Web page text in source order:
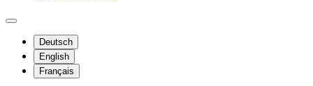
Deutsch
English
Français